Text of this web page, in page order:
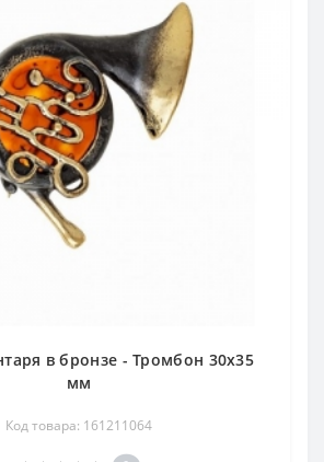
в бронзе - Тромбон 30х35
мм
Код товара: 161211064